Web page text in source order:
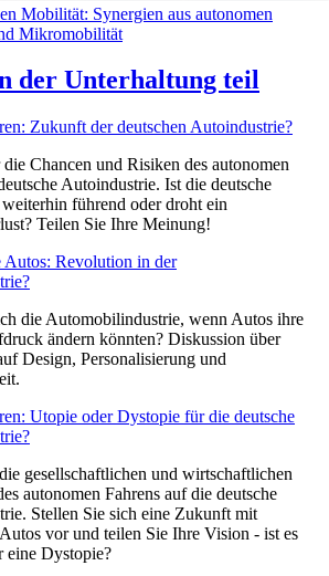
Mobilität: Synergien aus autonomen
Mikromobilität
der Unterhaltung teil
Zukunft der deutschen Autoindustrie?
Chancen und Risiken des autonomen
Autoindustrie. Ist die deutsche
führend oder droht ein
Teilen Sie Ihre Meinung!
Autos: Revolution in der
die Automobilindustrie, wenn Autos ihre
ändern könnten? Diskussion über
Design, Personalisierung und
Utopie oder Dystopie für die deutsche
gesellschaftlichen und wirtschaftlichen
autonomen Fahrens auf die deutsche
Stellen Sie sich eine Zukunft mit
vor und teilen Sie Ihre Vision - ist es
eine Dystopie?